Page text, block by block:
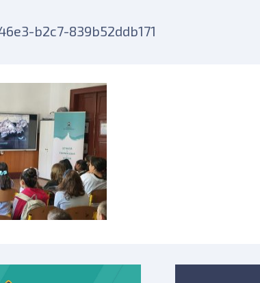
b2c7-839b52ddb171